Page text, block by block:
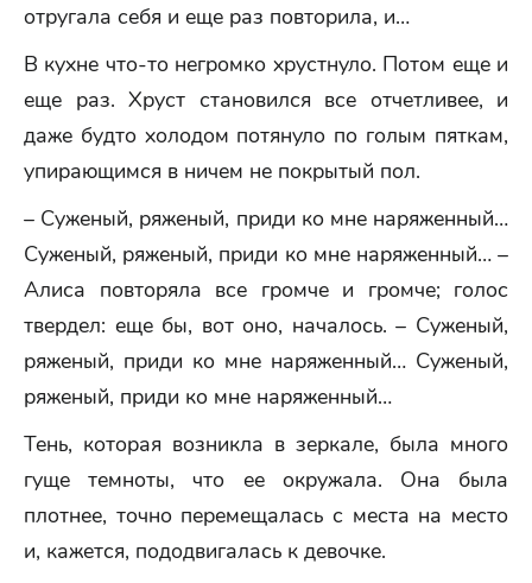
отругала себя и еще раз повторила, и…
В кухне что-то негромко хрустнуло. Потом еще и
еще раз. Хруст становился все отчетливее, и
даже будто холодом потянуло по голым пяткам,
упирающимся в ничем не покрытый пол.
– Суженый, ряженый, приди ко мне наряженный…
Суженый, ряженый, приди ко мне наряженный… –
Алиса повторяла все громче и громче; голос
твердел: еще бы, вот оно, началось. – Суженый,
ряженый, приди ко мне наряженный… Суженый,
ряженый, приди ко мне наряженный…
Тень, которая возникла в зеркале, была много
гуще темноты, что ее окружала. Она была
плотнее, точно перемещалась с места на место
и, кажется, пододвигалась к девочке.